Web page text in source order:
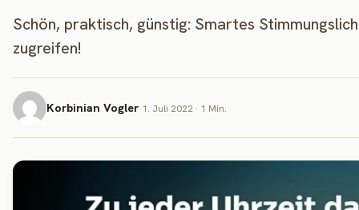
Schön, praktisch, günstig: Smartes
zugreifen!
Korbinian Vogler 1. Juli 2022 · 1 Min.